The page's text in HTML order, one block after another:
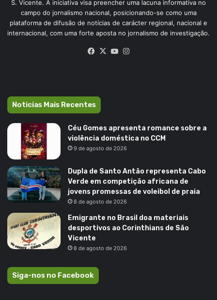
S. Vicente. A iniciativa visa preencher uma lacuna informativa no
campo do jornalismo nacional, posicionando-se como uma
plataforma de difusão de notícias de carácter regional, nacional e
internacional, com uma forte aposta no jornalismo de investigação.
Facebook
X YouTube
Noticias Mais Recentes
Céu Gomes apresenta romance sobre a
violência doméstica no CCM
9 de agosto de 2026
Dupla de Santo Antão representa Cabo
Verde em competição africana de
jovens promessas de voleibol de praia
8 de agosto de 2026
Emigrante no Brasil doa materiais
desportivos ao Corinthians de São
Vicente
8 de agosto de 2026
Siga-nos no Facebook